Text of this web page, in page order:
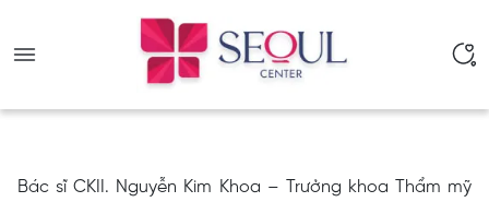
Bác sĩ CKII. Nguyễn Kim Khoa – Trưởng khoa Thẩm mỹ